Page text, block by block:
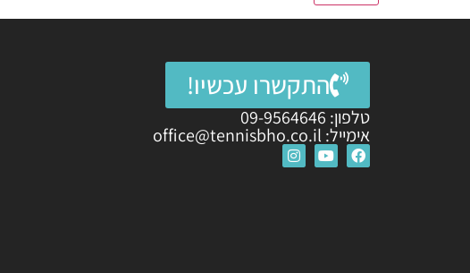
התקשרו עכשיו!
טלפון: 09-9564646
אימייל: office@tennisbho.co.il